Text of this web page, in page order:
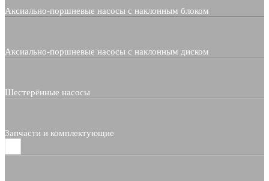
Аксиально-поршневые насосы с наклонным блоком
Аксиально-поршневые насосы с наклонным диском
Шестерённые насосы
Запчасти и комплектующие